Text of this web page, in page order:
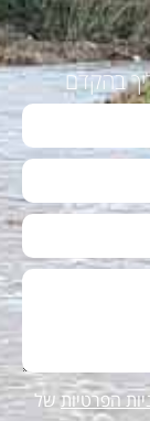
בהקדם
הפרטיותשל